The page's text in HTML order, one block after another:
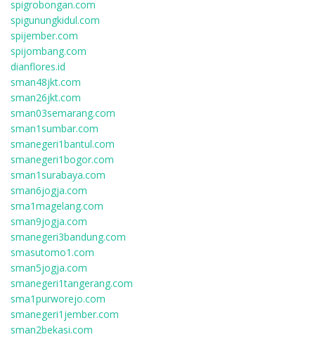
spigrobongan.com
spigunungkidul.com
spijember.com
spijombang.com
dianflores.id
sman48jkt.com
sman26jkt.com
sman03semarang.com
sman1sumbar.com
smanegeri1bantul.com
smanegeri1bogor.com
sman1surabaya.com
sman6jogja.com
sma1magelang.com
sman9jogja.com
smanegeri3bandung.com
smasutomo1.com
sman5jogja.com
smanegeri1tangerang.com
sma1purworejo.com
smanegeri1jember.com
sman2bekasi.com